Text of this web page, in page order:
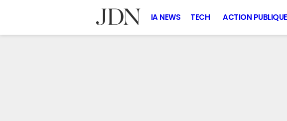
IA NEWS TECH ACTION PUBLIQUE